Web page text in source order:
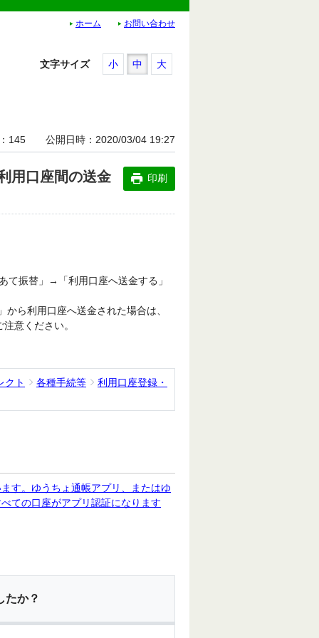
ホーム お問い合わせ
文字サイズ 小 中 大
145 公開日時 2020/03/04 19:27
用口座間の送金 印刷
振替」→「利用口座へ送金する」
ら利用口座へ送金された場合は、
意ください。
クト 各種手続等 利用口座登録・
す。ゆうちょ通帳アプリ、またはゆ
ての口座がアプリ認証になります
たか？